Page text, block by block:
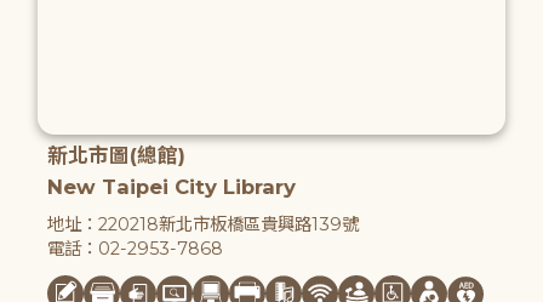
新北市圖(總館)
New Taipei City Library
地址：220218新北市板橋區貴興路139號
電話：02-2953-7868